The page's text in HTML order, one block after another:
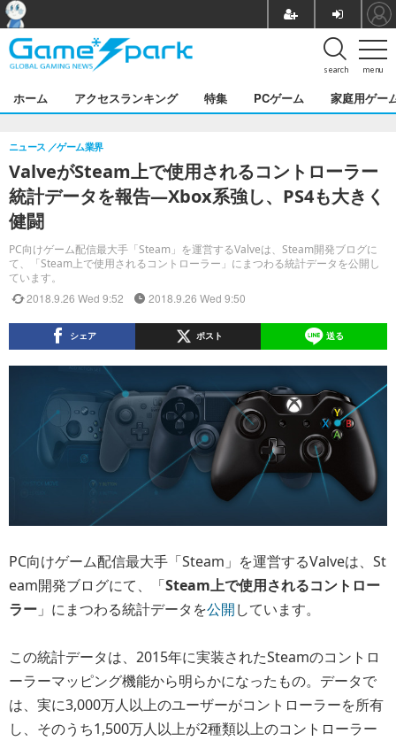
menu
search
ホーム アクセスランキング 特集 PCゲーム 家庭用ゲー
ValveがSteam上で使用されるコントローラー
統計データを報告―Xbox系強し、PS4も大きく
健闘
PC向けゲーム配信最大手「Steam」を運営するValveは、Steam開発ブログに
て、「Steam上で使用されるコントローラー」にまつわる統計データを公開し
ています。
ニュース ゲーム業界
2018.9.26 Wed 9:52 2018.9.26 Wed 9:50
シェア ポスト 送る
PC向けゲーム配信最大手「Steam」を運営するValveは、St
eam開発ブログにて、「Steam上で使用されるコントロー
ラー 」にまつわる統計データを公開しています。
この統計データは、2015年に実装されたSteamのコントロ
ーラーマッピング機能から明らかになったもの。データで
は、実に3,000万人以上のユーザーがコントローラーを所有
し、そのうち1,500万人以上が2種類以上のコントローラー